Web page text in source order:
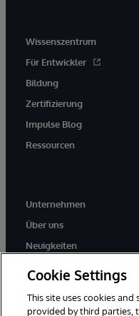
Wissenszentrum
Für Entwickler
Bildung
Zertifizierung
Impulse Blog
Ressourcen
Unternehmen
Über uns
Neuigkeiten
Cookie Settings
This site uses cookies
provided by third parties,